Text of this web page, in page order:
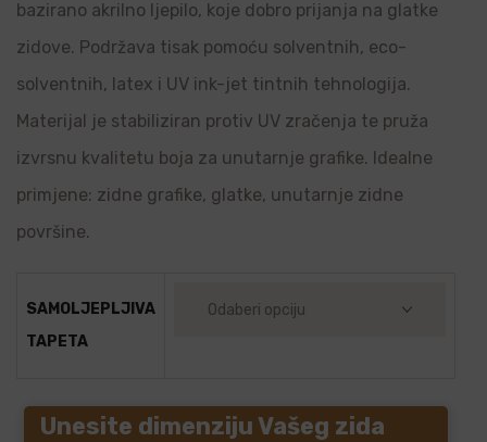
bazirano akrilno ljepilo, koje dobro prijanja na glatke
zidove. Podržava tisak pomoću solventnih, eco-
solventnih, latex i UV ink-jet tintnih tehnologija.
Materijal je stabiliziran protiv UV zračenja te pruža
izvrsnu kvalitetu boja za unutarnje grafike. Idealne
primjene: zidne grafike, glatke, unutarnje zidne
površine.
SAMOLJEPLJIVA
TAPETA
Unesite dimenziju Vašeg zida